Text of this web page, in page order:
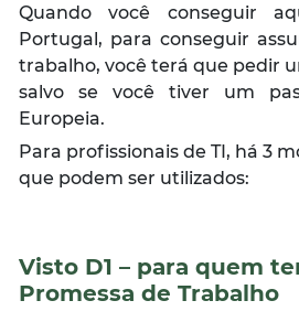
Quando você conseguir
Portugal, para conseguir
trabalho, você terá que pedir
salvo se você tiver um
Europeia.
Para profissionais de TI, há 3
que podem ser utilizados:
Visto D1 – para quem
Promessa de Trabalho